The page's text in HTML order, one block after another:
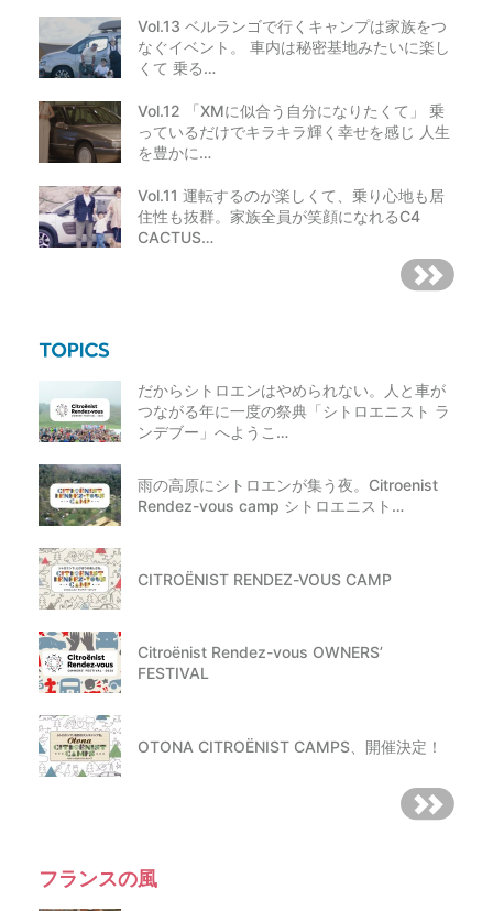
Vol.13 ベルランゴで行くキャンプは家族をつ
なぐイベント。 車内は秘密基地みたいに楽し
くて 乗る…
Vol.12 「XMに似合う自分になりたくて」 乗
っているだけでキラキラ輝く幸せを感じ 人生
を豊かに…
Vol.11 運転するのが楽しくて、乗り心地も居
住性も抜群。家族全員が笑顔になれるC4
CACTUS…
だからシトロエンはやめられない。人と車が
つながる年に一度の祭典「シトロエニスト ラ
ンデブー」へようこ…
雨の高原にシトロエンが集う夜。Citroenist
Rendez-vous camp シトロエニスト…
CITROËNIST RENDEZ-VOUS CAMP
Citroënist Rendez-vous OWNERS’
FESTIVAL
OTONA CITROËNIST CAMPS、開催決定！
フランスの風